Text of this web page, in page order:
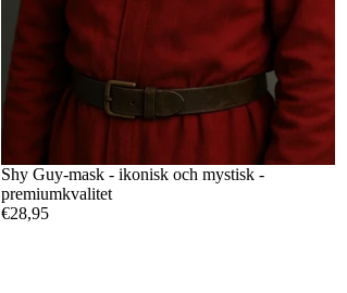
Shy Guy-mask - ikonisk och mystisk -
premiumkvalitet
€28,95